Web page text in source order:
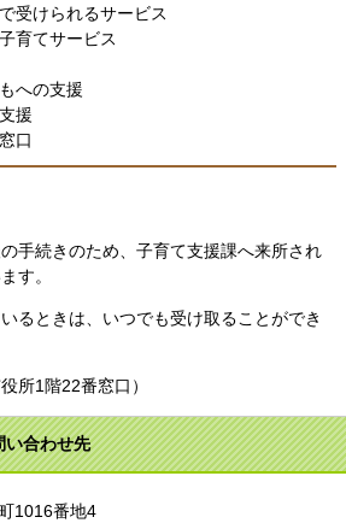
受けられるサービス
育てサービス
への支援
援
口
手続きのため、子育て支援課へ来所され
す。
るときは、いつでも受け取ることができ
所1階22番窓口）
い合わせ先
1016番地4